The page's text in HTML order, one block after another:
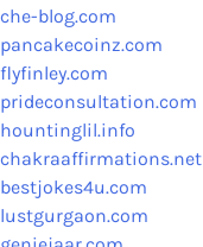
che-blog.com
pancakecoinz.com
flyfinley.com
prideconsultation.com
hountinglil.info
chakraaffirmations.net
bestjokes4u.com
lustgurgaon.com